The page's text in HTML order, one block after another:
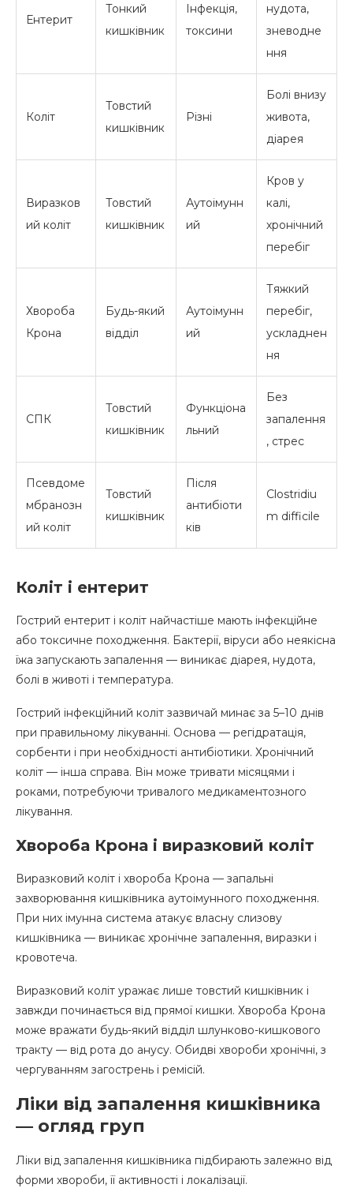
Ентерит
Тонкий
кишківник
Інфекція,
токсини
нудота,
зневодне
ння
Коліт
Товстий
кишківник
Різні
Болі внизу
живота,
діарея
Виразков
ий коліт
Товстий
кишківник
Аутоімунн
ий
Кров у
калі,
хронічний
перебіг
Хвороба
Крона
Будь-який
відділ
Аутоімунн
ий
Тяжкий
перебіг,
ускладнен
ня
СПК
Товстий
кишківник
Функціона
льний
Без
запалення
, стрес
Псевдоме
мбранозн
ий коліт
Товстий
кишківник
Після
антибіоти
ків
Clostridiu
m difficile
Коліт і ентерит
Гострий ентерит і коліт найчастіше мають інфекційне
або токсичне походження. Бактерії, віруси або неякісна
їжа запускають запалення — виникає діарея, нудота,
болі в животі і температура.
Гострий інфекційний коліт зазвичай минає за 5–10 днів
при правильному лікуванні. Основа — регідратація,
сорбенти і при необхідності антибіотики. Хронічний
коліт — інша справа. Він може тривати місяцями і
роками, потребуючи тривалого медикаментозного
лікування.
Хвороба Крона і виразковий коліт
Виразковий коліт і хвороба Крона — запальні
захворювання кишківника аутоімунного походження.
При них імунна система атакує власну слизову
кишківника — виникає хронічне запалення, виразки і
кровотеча.
Виразковий коліт уражає лише товстий кишківник і
завжди починається від прямої кишки. Хвороба Крона
може вражати будь-який відділ шлунково-кишкового
тракту — від рота до анусу. Обидві хвороби хронічні, з
чергуванням загострень і ремісій.
Ліки від запалення кишківника
— огляд груп
Ліки від запалення кишківника підбирають залежно від
форми хвороби, її активності і локалізації.